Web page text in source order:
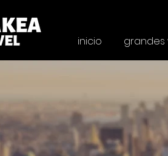
inicio grandes